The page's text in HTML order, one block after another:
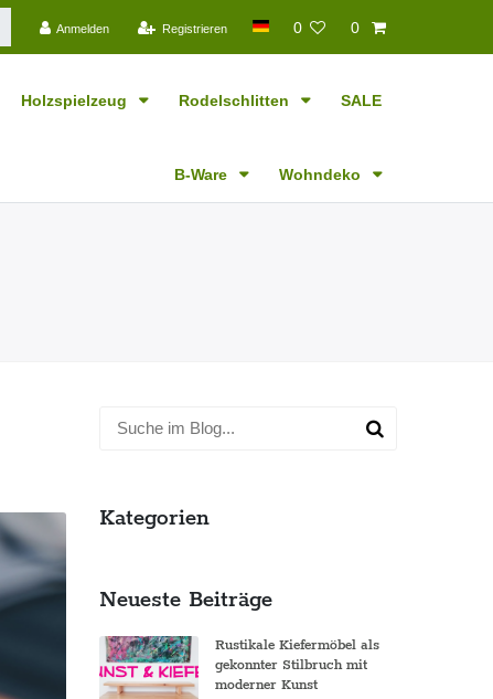
Anmelden
Registrieren 0 0
Holzspielzeug Rodelschlitten SALE
B-Ware Wohndeko
Kategorien
Neueste Beiträge
Rustikale Kiefermöbel als
gekonnter Stilbruch mit
moderner Kunst